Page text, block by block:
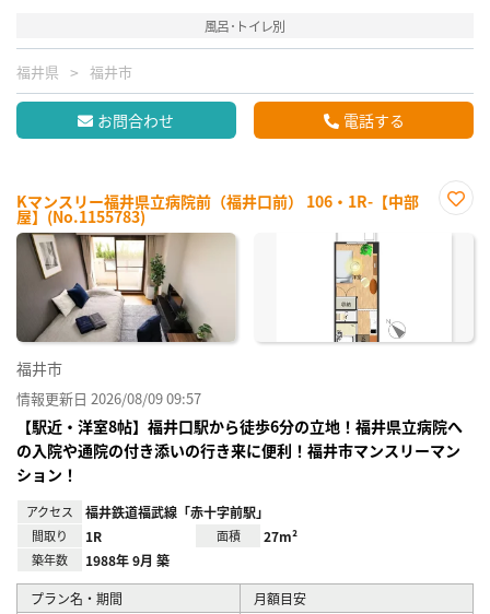
風呂･トイレ別
福井県 福井市
お問合わせ 電話する
Kマンスリー福井県立病院前（福井口前） 106・1R-【中部
屋】(No.1155783)
に入
福井市
情報更新日 2026/08/09 09:57
【駅近・洋室8帖】福井口駅から徒歩6分の立地！福井県立病院へ
の入院や通院の付き添いの行き来に便利！福井市マンスリーマン
ション！
アクセス 福井鉄道福武線「赤十字前駅」
間取り 1R 面積 27m²
築年数 1988年 9月 築
プラン名・期間 月額目安